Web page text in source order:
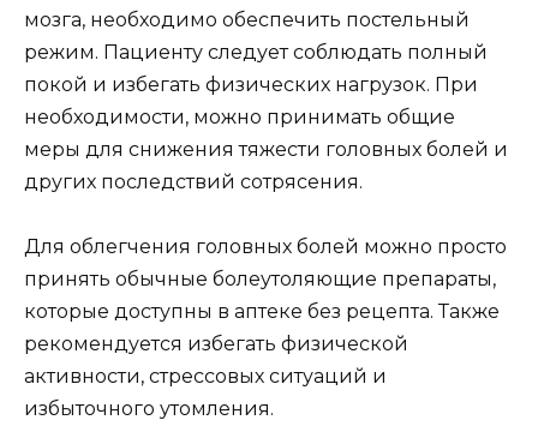
мозга, необходимо обеспечить постельный
режим. Пациенту следует соблюдать полный
покой и избегать физических нагрузок. При
необходимости, можно принимать общие
меры для снижения тяжести головных болей и
других последствий сотрясения.
Для облегчения головных болей можно просто
принять обычные болеутоляющие препараты,
которые доступны в аптеке без рецепта. Также
рекомендуется избегать физической
активности, стрессовых ситуаций и
избыточного утомления.